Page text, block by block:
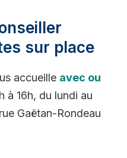
sur place
accueille avec ou
à 16h, du lundi au
Gaëtan-Rondeau